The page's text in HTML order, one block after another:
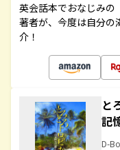
英会話本でおなじみの
著者が、今度は自分の
介！
と
記
D-